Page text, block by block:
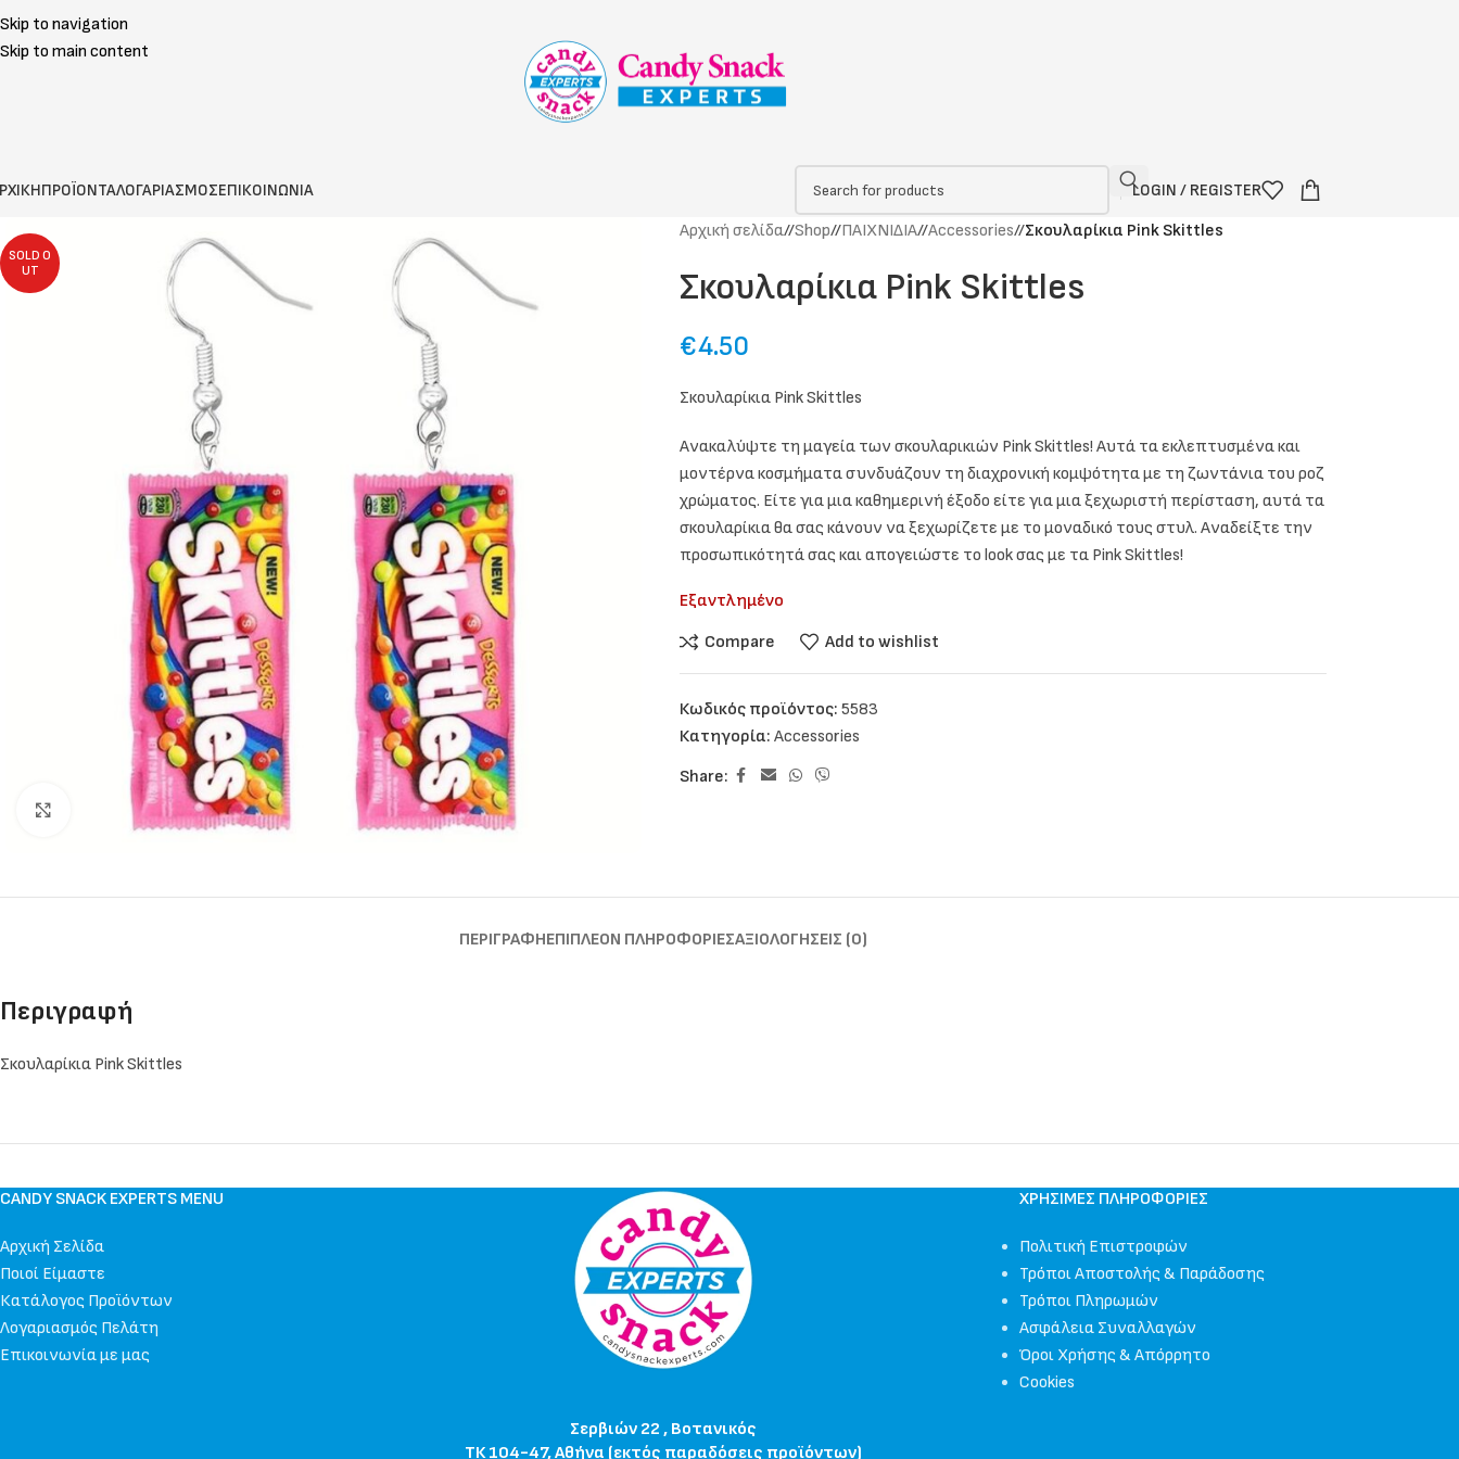
Skip to navigation
Skip to main content
ΠΡΟΪΟΝΤΑΛΟΓΑΡΙΑΣΜΟΣΕΠΙΚΟΙΝΩΝΙΑ LOGIN / REGISTER
SOLD O
UT
Click to enlarge
Αρχική σελίδα/ Shop/ ΠΑΙΧΝΙΔΙΑ/ Accessories/ Σκουλαρίκια Pink Skittles
Σκουλαρίκια Pink Skittles
€4.50
Σκουλαρίκια Pink Skittles
Ανακαλύψτε τη μαγεία των σκουλαρικιών Pink Skittles! Αυτά τα εκλεπτυσμένα και
μοντέρνα κοσμήματα συνδυάζουν τη διαχρονική κομψότητα με τη ζωντάνια του ροζ
χρώματος. Είτε για μια καθημερινή έξοδο είτε για μια ξεχωριστή περίσταση, αυτά τα
σκουλαρίκια θα σας κάνουν να ξεχωρίζετε με το μοναδικό τους στυλ. Αναδείξτε την
προσωπικότητά σας και απογειώστε το look σας με τα Pink Skittles!
Εξαντλημένο
Compare
Add to wishlist
Κωδικός προϊόντος: 5583
Κατηγορία: Accessories
Share:
ΠΕΡΙΓΡΑΦΉΕΠΙΠΛΈΟΝ ΠΛΗΡΟΦΟΡΊΕΣΑΞΙΟΛΟΓΉΣΕΙΣ (0)
Περιγραφή
Σκουλαρίκια Pink Skittles
CANDY SNACK EXPERTS MENU
Αρχική Σελίδα
Ποιοί Είμαστε
Κατάλογος Προϊόντων
Λογαριασμός Πελάτη
Επικοινωνία με μας
Σερβιών 22 , Βοτανικός
ΤΚ 104-47, Αθήνα (εκτός παραδόσεις προϊόντων)
ΧΡΉΣΙΜΕΣ ΠΛΗΡΟΦΟΡΊΕΣ
Πολιτική Επιστροφών
Τρόποι Αποστολής & Παράδοσης
Τρόποι Πληρωμών
Ασφάλεια Συναλλαγών
Όροι Χρήσης & Απόρρητο
Cookies